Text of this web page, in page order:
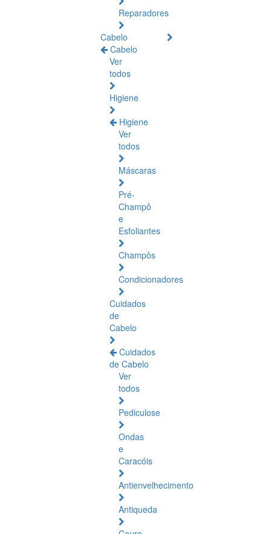
Reparadores
Cabelo
Cabelo
Ver
todos
Higiene
Higiene
Ver
todos
Máscaras
Pré-
Champô
e
Esfoliantes
Champôs
Condicionadores
Cuidados
de
Cabelo
Cuidados
de Cabelo
Ver
todos
Pediculose
Ondas
e
Caracóis
Antienvelhecimento
Antiqueda